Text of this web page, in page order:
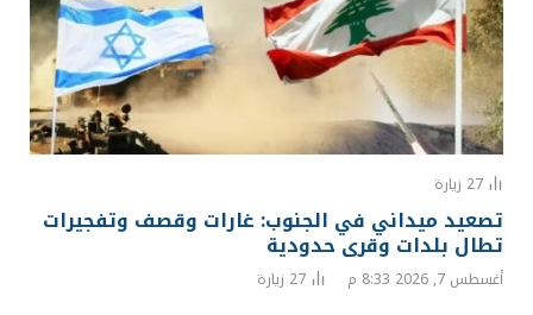
27 زيارة
تصعيد ميداني في الجنوب: غارات وقصف وتفجيرات
تطال بلدات وقرى حدودية
أغسطس 7, 2026 8:33 م 27 زيارة